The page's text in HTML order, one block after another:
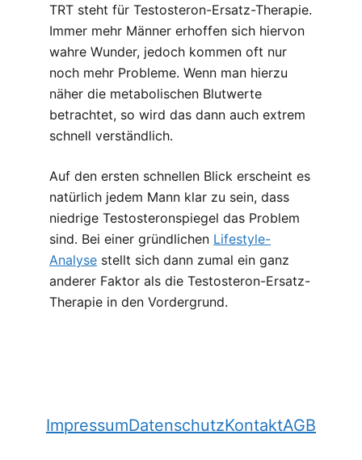
TRT steht für Testosteron-Ersatz-Therapie.
Immer mehr Männer erhoffen sich hiervon
wahre Wunder, jedoch kommen oft nur
noch mehr Probleme. Wenn man hierzu
näher die metabolischen Blutwerte
betrachtet, so wird das dann auch extrem
schnell verständlich.
Auf den ersten schnellen Blick erscheint es
natürlich jedem Mann klar zu sein, dass
niedrige Testosteronspiegel das Problem
sind. Bei einer gründlichen Lifestyle-
Analyse stellt sich dann zumal ein ganz
anderer Faktor als die Testosteron-Ersatz-
Therapie in den Vordergrund.
ImpressumDatenschutzKontaktAGB